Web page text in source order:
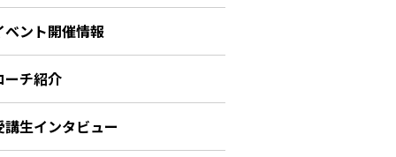
ベント開催情報
ーチ紹介
講生インタビュー